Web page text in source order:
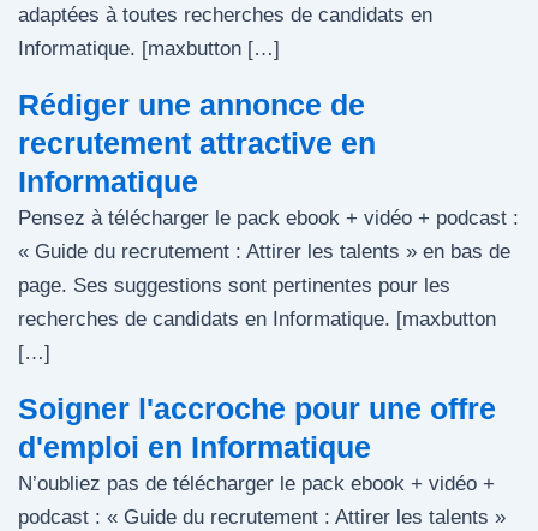
adaptées à toutes recherches de candidats en
Informatique. [maxbutton […]
Rédiger une annonce de
recrutement attractive en
Informatique
Pensez à télécharger le pack ebook + vidéo + podcast :
« Guide du recrutement : Attirer les talents » en bas de
page. Ses suggestions sont pertinentes pour les
recherches de candidats en Informatique. [maxbutton
[…]
Soigner l'accroche pour une offre
d'emploi en Informatique
N’oubliez pas de télécharger le pack ebook + vidéo +
podcast : « Guide du recrutement : Attirer les talents »